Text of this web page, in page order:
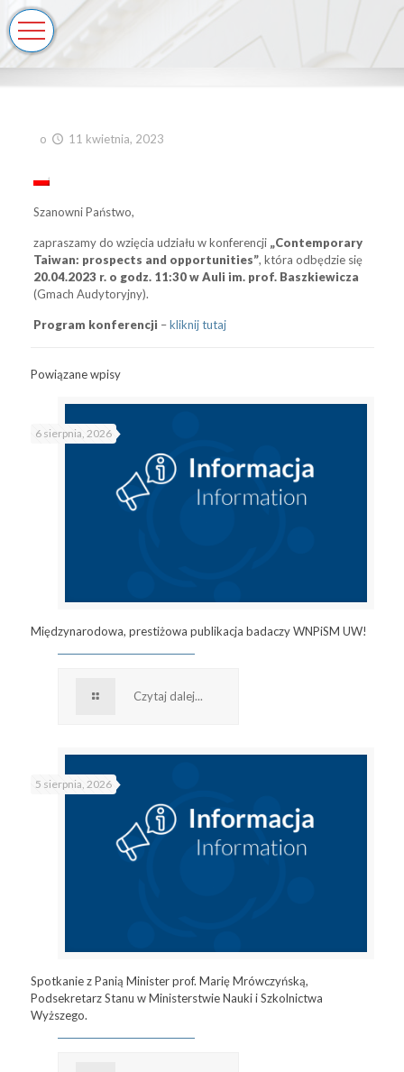
o 11 kwietnia, 2023
Szanowni Państwo,
zapraszamy do wzięcia udziału w konferencji „Contemporary
Taiwan: prospects and opportunities”, która odbędzie się
20.04.2023 r. o godz. 11:30 w Auli im. prof. Baszkiewicza
(Gmach Audytoryjny).
Program konferencji –kliknij tutaj
Powiązane wpisy
6 sierpnia, 2026
Międzynarodowa, prestiżowa publikacja badaczy WNPiSM UW!
Czytaj dalej...
5 sierpnia, 2026
Spotkanie z Panią Minister prof. Marię Mrówczyńską,
Podsekretarz Stanu w Ministerstwie Nauki i Szkolnictwa
Wyższego.